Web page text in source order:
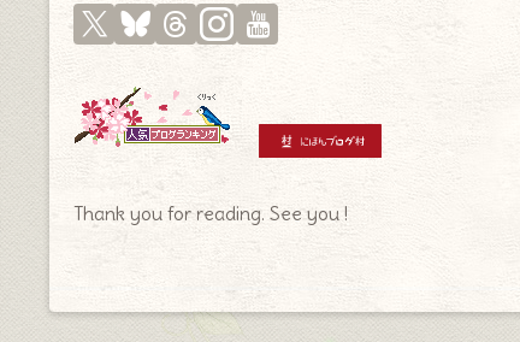
Thank you for reading. See you !